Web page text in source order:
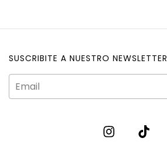
SUSCRIBITE A NUESTRO NEWSLETTER